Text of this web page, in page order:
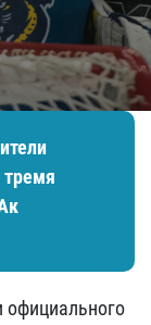
тремя
официального